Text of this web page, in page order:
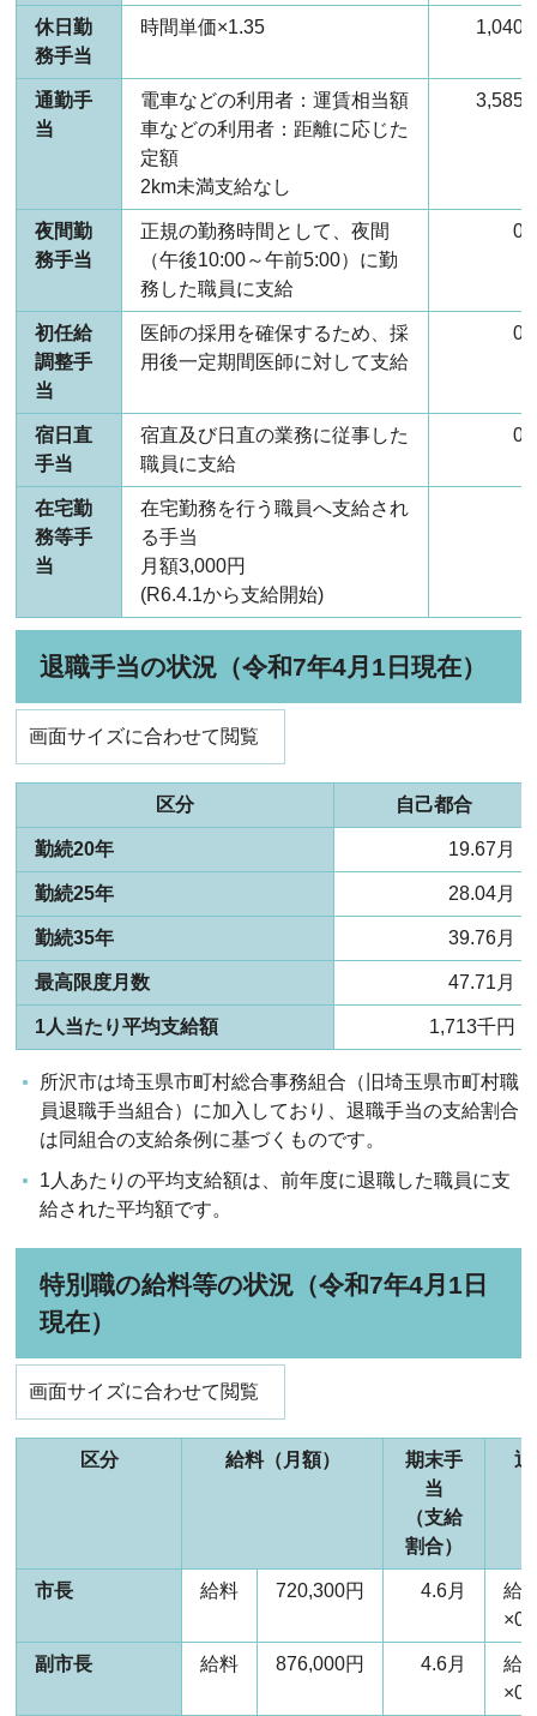
休日勤
務手当
時間単価×1.35 1,040
通勤手
当
電車などの利用者：運賃相当額
車などの利用者：距離に応じた
定額
2km未満支給なし
3,585
夜間勤
務手当
正規の勤務時間として、夜間
（午後10:00～午前5:00）に勤
務した職員に支給
0
初任給
調整手
当
医師の採用を確保するため、採
用後一定期間医師に対して支給
0
宿日直
手当
宿直及び日直の業務に従事した
職員に支給
0
在宅勤
務等手
当
在宅勤務を行う職員へ支給され
る手当
月額3,000円
(R6.4.1から支給開始)
退職手当の状況（令和7年4月1日現在）
画面サイズに合わせて閲覧
区分 自己都合
勤続20年 19.67月
勤続25年 28.04月
勤続35年 39.76月
最高限度月数 47.71月
1人当たり平均支給額 1,713千円
所沢市は埼玉県市町村総合事務組合（旧埼玉県市町村職
員退職手当組合）に加入しており、退職手当の支給割合
は同組合の支給条例に基づくものです。
1人あたりの平均支給額は、前年度に退職した職員に支
給された平均額です。
特別職の給料等の状況（令和7年4月1日
現在）
画面サイズに合わせて閲覧
区分 給料（月額）
期末手
当
（支給
割合）
退
市長 給料 720,300円 4.6月
給
副市長 給料 876,000円 4.6月
給